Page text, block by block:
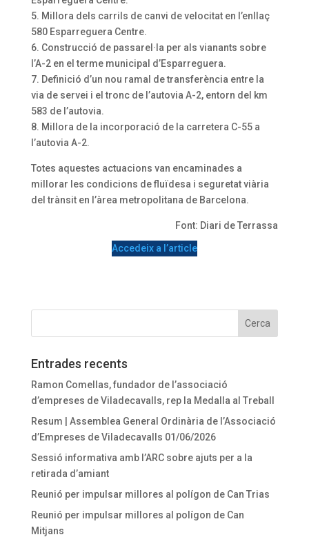
5. Millora dels carrils de canvi de velocitat en l’enllaç
580 Esparreguera Centre.
6. Construcció de passarel·la per als vianants sobre
l’A-2 en el terme municipal d’Esparreguera.
7. Definició d’un nou ramal de transferència entre la
via de servei i el tronc de l’autovia A-2, entorn del km
583 de l’autovia.
8. Millora de la incorporació de la carretera C-55 a
l’autovia A-2.
Totes aquestes actuacions van encaminades a
millorar les condicions de fluïdesa i seguretat viària
del trànsit en l’àrea metropolitana de Barcelona.
Font: Diari de Terrassa
Accedeix a l’article
Entrades recents
Ramon Comellas, fundador de l’associació
d’empreses de Viladecavalls, rep la Medalla al Treball
Resum | Assemblea General Ordinària de l’Associació
d’Empreses de Viladecavalls 01/06/2026
Sessió informativa amb l’ARC sobre ajuts per a la
retirada d’amiant
Reunió per impulsar millores al polígon de Can Trias
Reunió per impulsar millores al polígon de Can
Mitjans